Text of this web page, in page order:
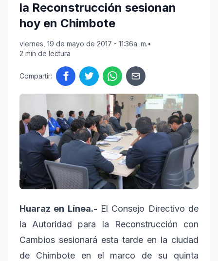
la Reconstrucción sesionan
hoy en Chimbote
viernes, 19 de mayo de 2017 - 11:36a. m.•
2 min de lectura
Compartir:
Huaraz en Línea.- El Consejo Directivo de
la Autoridad para la Reconstrucción con
Cambios sesionará esta tarde en la ciudad
de Chimbote en el marco de su quinta